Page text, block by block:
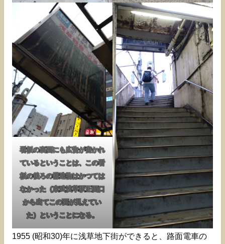
看板の裏面にも広告が書かれ
ているということは、この看
板の後ろの構造物はかつては
なかった（東武浅草駅正面口
から出てこの面が見えてい
た）ということになる。
1955 (昭和30)年に浅草地下街ができると、路面電車の